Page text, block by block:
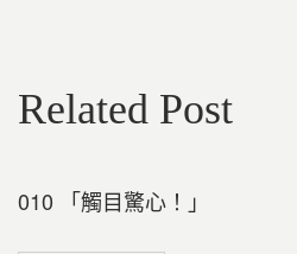
Related Post
010 「觸目驚心！」